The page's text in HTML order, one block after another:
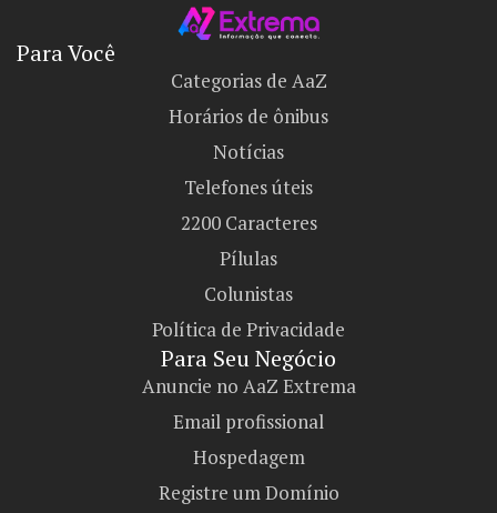
Para Você
Categorias de AaZ
Horários de ônibus
Notícias
Telefones úteis
2200 Caracteres
Pílulas
Colunistas
Política de Privacidade
Para Seu Negócio​
Anuncie no AaZ Extrema
Email profissional
Hospedagem
Registre um Domínio